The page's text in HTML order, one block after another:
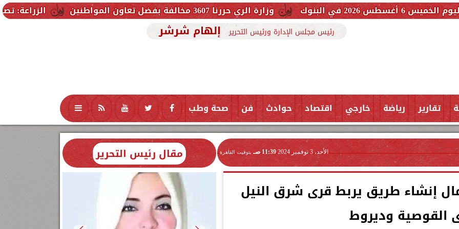
الزراعة: تصدر 712 ترخيص تشغيل جديد لمشروعات الثروة الحيوانية والداجنة.. وتسجيل 832 مخلوط أعلاف وزارة الري حررنا 3607 مخالفة بفضل تعاون المواطنين
رئيس مجلس الإدارة ورئيس التحرير إلهام شرشر
تقارير رياضة خارجي اقتصاد حوادث فن صحة وطب تكنولوجيا منوعات محافظات
الأحد، 3 نوفمبر 2024 11:39 صـ بتوقيت القاهرة
إنشاء طريق يربط قرى شرق النيل
القوصية وديروط
مقال رئيس التحرير